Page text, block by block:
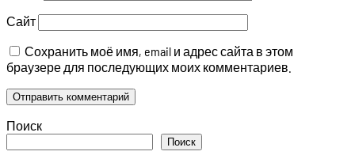
Сайт
Сохранить моё имя, email и адрес сайта в этом
браузере для последующих моих комментариев.
Поиск
Поиск